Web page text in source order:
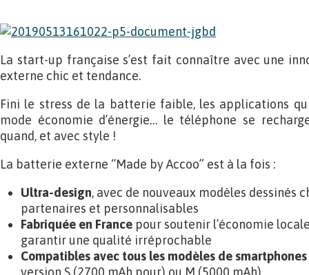
La start-up française s’est fait connaître avec une
externe chic et tendance.
Fini le stress de la batterie faible, les applications
mode économie d’énergie… le téléphone se
quand, et avec style !
La batterie externe “Made by Accoo” est à la fois :
Ultra-design, avec de nouveaux modèles dessinés
partenaires et personnalisables
Fabriquée en France pour soutenir l’économie
garantir une qualité irréprochable
Compatibles avec tous les modèles de smartphones
version S (2700 mAh pour) ou M (5000 mAh)